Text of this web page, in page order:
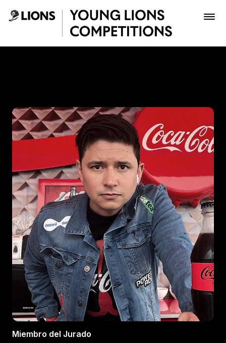
Saltar al contenido principal
Inscribir
Boletería
Miembro del Jurado